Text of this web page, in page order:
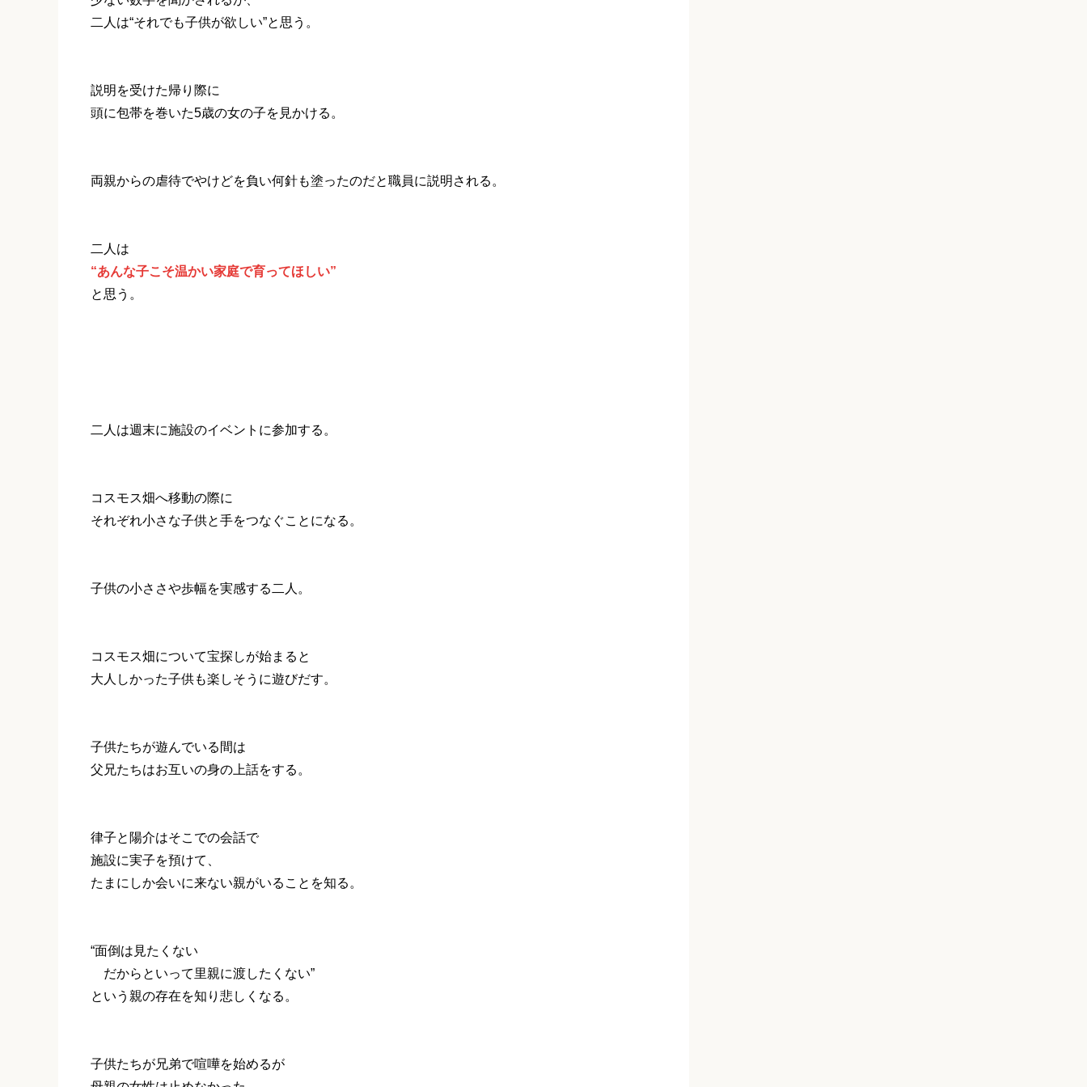
二人は“それでも子供が欲しい”と思う。
説明を受けた帰り際に
頭に包帯を巻いた5歳の女の子を見かける。
両親からの虐待でやけどを負い何針も塗ったのだと職員に説明される。
二人は
“あんな子こそ温かい家庭で育ってほしい”
と思う。
二人は週末に施設のイベントに参加する。
コスモス畑へ移動の際に
それぞれ小さな子供と手をつなぐことになる。
子供の小ささや歩幅を実感する二人。
コスモス畑について宝探しが始まると
大人しかった子供も楽しそうに遊びだす。
子供たちが遊んでいる間は
父兄たちはお互いの身の上話をする。
律子と陽介はそこでの会話で
施設に実子を預けて、
たまにしか会いに来ない親がいることを知る。
“面倒は見たくない
だからといって里親に渡したくない”
という親の存在を知り悲しくなる。
子供たちが兄弟で喧嘩を始めるが